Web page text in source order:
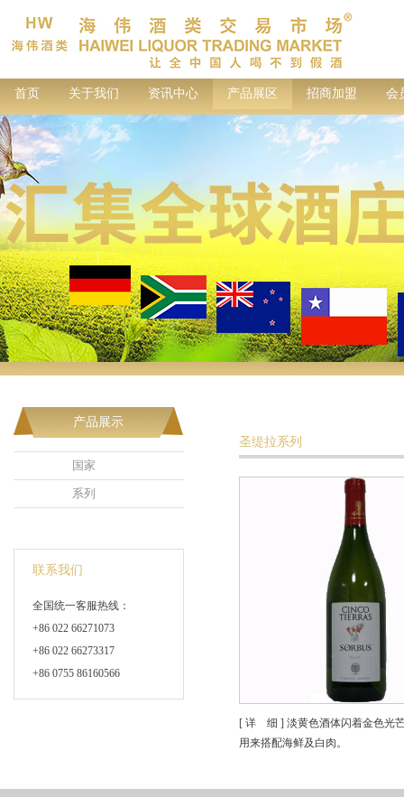
首页 关于我们 资讯中心 产品展区 招商加盟 会
产品展示
国家
系列
联系我们
全国统一客服热线：
+86 022 66271073
+86 022 66273317
+86 0755 86160566
圣缇拉系列
[ 详 细 ] 淡黄色酒体闪着金色光
用来搭配海鲜及白肉。